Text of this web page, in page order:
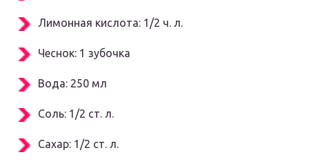
Лимонная кислота: 1/2 ч. л.
Чеснок: 1 зубочка
Вода: 250 мл
Соль: 1/2 ст. л.
Сахар: 1/2 ст. л.